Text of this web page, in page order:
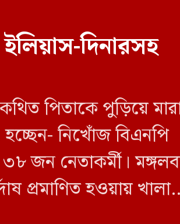
দিনারসহ
পিতাকে পুড়িয়ে
হচ্ছেন- নিখোঁজ বিএনপি
জন নেতাকর্মী।
প্রমাণিত হওয়ায় খালাস